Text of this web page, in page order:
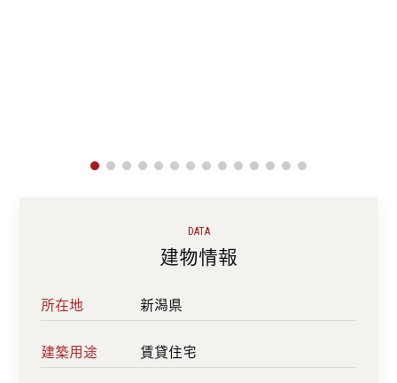
DATA
建物情報
所在地 新潟県
建築用途 賃貸住宅